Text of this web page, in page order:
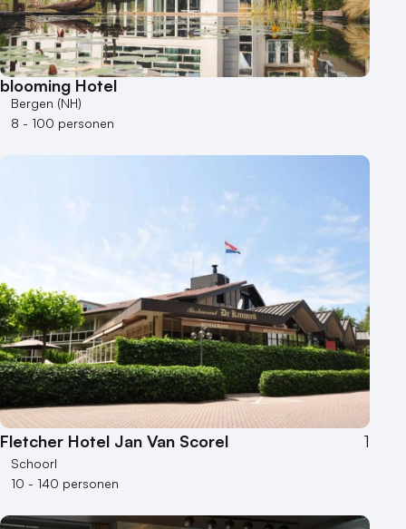
Varende locatie
blooming Hotel
Bergen (NH)
8 - 100 personen
Fletcher Hotel Jan Van Scorel 1
Schoorl
10 - 140 personen